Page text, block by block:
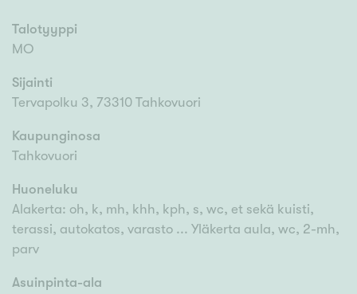
Talotyyppi
MO
Sijainti
Tervapolku 3, 73310 Tahkovuori
Kaupunginosa
Tahkovuori
Huoneluku
Alakerta: oh, k, mh, khh, kph, s, wc, et sekä kuisti,
terassi, autokatos, varasto ... Yläkerta aula, wc, 2-mh,
parv
Asuinpinta-ala